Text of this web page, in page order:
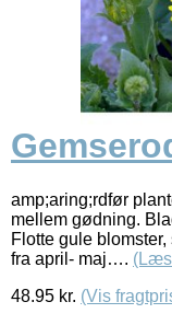
amp;aring;rdfør
mellem gødning.
Flotte gule
fra april- maj….
48.95 kr. (Vis